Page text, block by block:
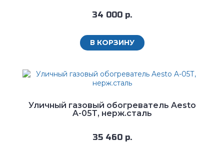
34 000 р.
В КОРЗИНУ
Уличный газовый обогреватель Aesto
A-05Т, нерж.сталь
35 460 р.